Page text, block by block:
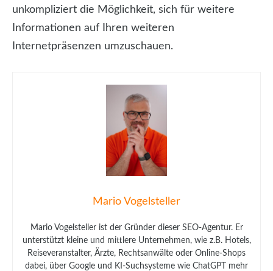
unkompliziert die Möglichkeit, sich für weitere
Informationen auf Ihren weiteren
Internetpräsenzen umzuschauen.
Mario Vogelsteller
Mario Vogelsteller ist der Gründer dieser SEO-Agentur. Er
unterstützt kleine und mittlere Unternehmen, wie z.B. Hotels,
Reiseveranstalter, Ärzte, Rechtsanwälte oder Online-Shops
dabei, über Google und KI-Suchsysteme wie ChatGPT mehr